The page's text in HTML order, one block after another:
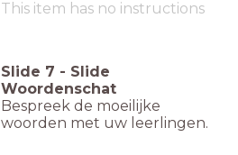
This item has no instructions
Slide 7 - Slide
Woordenschat
Bespreek de moeilijke
woorden met uw leerlingen.